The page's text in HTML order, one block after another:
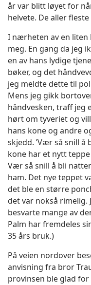
år var blitt løyet for
helvete. De aller
I nærheten av en liten
meg. En gang da jeg
en av hans lydige
bøker, og det
jeg meldte dette til
Mens jeg gikk
håndvesken, traff jeg
hørt om tyveriet og
hans kone og andre
skjedd. ’Vær så snill å
kone har et nytt
Vær så snill å bli
ham. Det nye teppet
det ble en større
det var nokså rimelig.
besvarte mange av
Palm har fremdeles
35 års bruk.)
På veien nordover
anvisning fra bror
provinsen ble glad for